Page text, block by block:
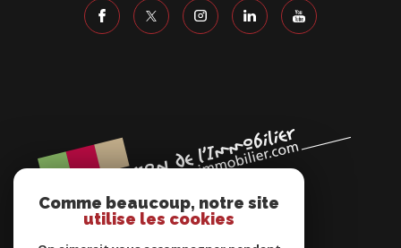
Comme beaucoup, notre site
utilise les cookies